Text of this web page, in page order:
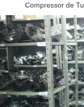
Compressor de